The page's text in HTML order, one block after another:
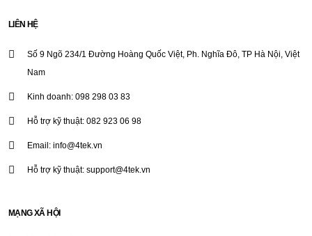
LIÊN HỆ
Số 9 Ngõ 234/1 Đường Hoàng Quốc Việt, Ph. Nghĩa Đô, TP Hà Nội, Việt
Nam
Kinh doanh: 098 298 03 83
Hỗ trợ kỹ thuật: 082 923 06 98
Email: info@4tek.vn
Hỗ trợ kỹ thuật: support@4tek.vn
MẠNG XÃ HỘI